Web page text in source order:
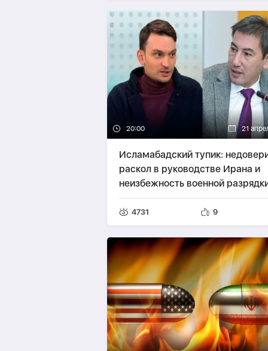
20:00 21
Исламабадский тупик:
раскол в руководстве Ирана и
неизбежность военной
ПРОГНОЗ
4731 9